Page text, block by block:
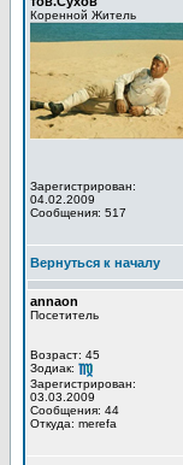
Коренной Житель
Зарегистрирован:
04.02.2009
Сообщения: 517
Вернуться к началу
annaon
Посетитель
Возраст: 45
Зодиак:
Зарегистрирован:
03.03.2009
Сообщения: 44
Откуда: merefa